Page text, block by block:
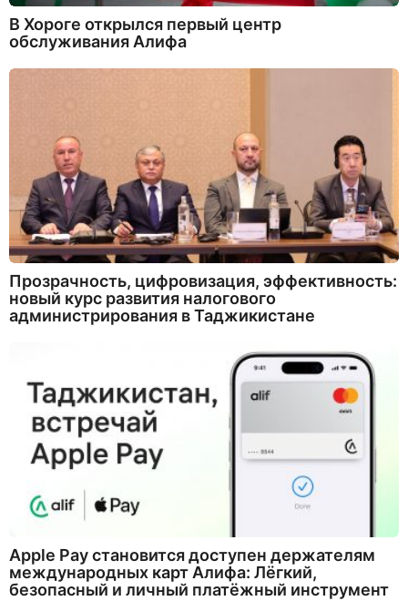
В Хороге открылся первый центр
обслуживания Алифа
Прозрачность, цифровизация, эффективность:
новый курс развития налогового
администрирования в Таджикистане
Apple Pay становится доступен держателям
международных карт Алифа: Лёгкий,
безопасный и личный платёжный инструмент